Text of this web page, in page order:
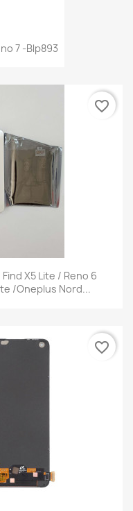
7 -Blp893
X5 Lite / Reno 6
/Oneplus Nord...
favorite_border
favorite_border